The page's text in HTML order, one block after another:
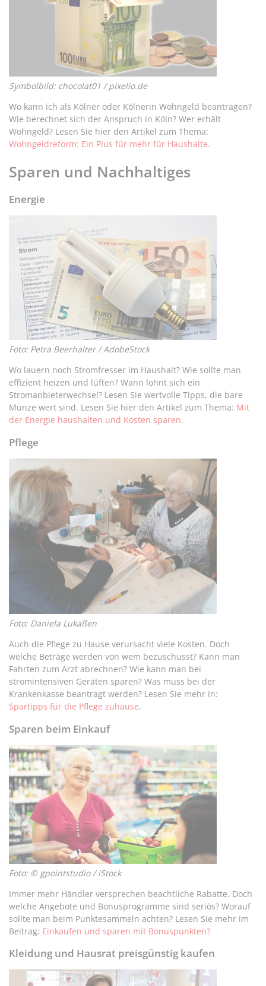
Symbolbild: chocolat01 / pixelio.de
Wo kann ich als Kölner oder Kölnerin Wohngeld beantragen?
Wie berechnet sich der Anspruch in Köln? Wer erhält
Wohngeld? Lesen Sie hier den Artikel zum Thema:
Wohngeldreform: Ein Plus für mehr für Haushalte.
Sparen und Nachhaltiges
Energie
Foto: Petra Beerhalter / AdobeStock
Wo lauern noch Stromfresser im Haushalt? Wie sollte man
effizient heizen und lüften? Wann lohnt sich ein
Stromanbieterwechsel? Lesen Sie wertvolle Tipps, die bare
Münze wert sind. Lesen Sie hier den Artikel zum Thema: Mit
der Energie haushalten und Kosten sparen.
Pflege
Foto: Daniela Lukaßen
Auch die Pflege zu Hause verursacht viele Kosten. Doch
welche Beträge werden von wem bezuschusst? Kann man
Fahrten zum Arzt abrechnen? Wie kann man bei
stromintensiven Geräten sparen? Was muss bei der
Krankenkasse beantragt werden? Lesen Sie mehr in:
Spartipps für die Pflege zuhause.
Sparen beim Einkauf
Foto: © gpointstudio / iStock
Immer mehr Händler versprechen beachtliche Rabatte. Doch
welche Angebote und Bonusprogramme sind seriös? Worauf
sollte man beim Punktesammeln achten? Lesen Sie mehr im
Beitrag: Einkaufen und sparen mit Bonuspunkten?
Kleidung und Hausrat preisgünstig kaufen